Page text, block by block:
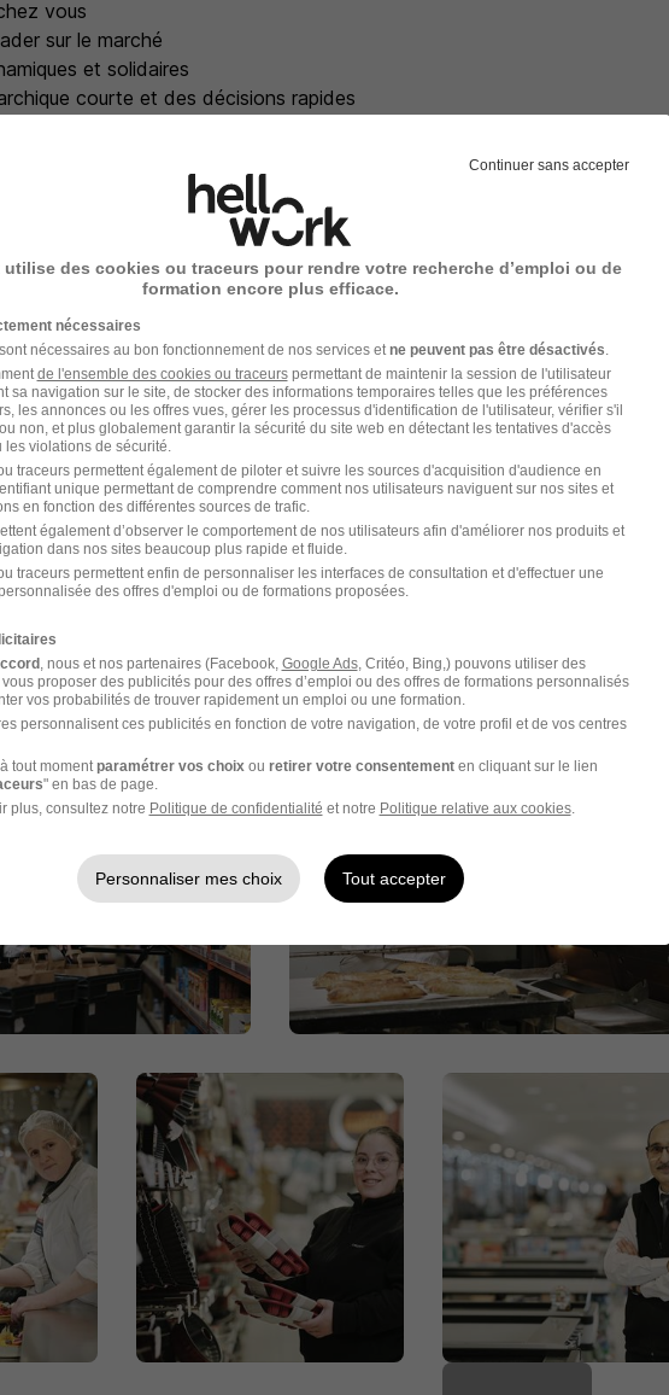
vous
sur le marché
et solidaires
courte et des décisions rapides
d'évolution professionnel
recrutement
peuvent varier selon l'offre à laquelle vous postulez.
avec ou sans CV
et prise de contact
30 min avec le RH
le manager en cas de succès à l'étape précédente
l'aventure Leclerc !
Continuer sans accepter
utilise des cookies ou traceurs pour rendre votre recherche d’emploi ou de
formation encore plus efficace.
nécessaires
nécessaires au bon fonctionnement de nos services et ne peuvent pas être désactivés
de l'ensemble des cookies ou traceurspermettant de maintenir la session de l'utilisateur
sa navigation sur le site, de stocker des informations temporaires telles que les préférences
les annonces ou les offres vues, gérer les processus d'identification de l'utilisateur, vérifier s'il
non, et plus globalement garantir la sécurité du site web en détectant les tentatives d'accès
violations de sécurité.
traceurs permettent également de piloter et suivre les sources d'acquisition d'audience en
unique permettant de comprendre comment nos utilisateurs naviguent sur nos sites et
en fonction des différentes sources de trafic.
également d’observer le comportement de nos utilisateurs afin d'améliorer nos produits et
dans nos sites beaucoup plus rapide et fluide.
traceurs permettent enfin de personnaliser les interfaces de consultation et d'effectuer une
des offres d'emploi ou de formations proposées.
, nous et nos partenaires (Facebook, Google Ads, Critéo, Bing,) pouvons utiliser des
proposer des publicités pour des offres d’emploi ou des offres de formations personnalisés
vos probabilités de trouver rapidement un emploi ou une formation.
personnalisent ces publicités en fonction de votre navigation, de votre profil et de vos centres
tout moment paramétrer vos choix ou retirer votre consentementen cliquant sur le lien
" en bas de page.
plus, consultez notre Politique de confidentialité et notre Politique relative aux cookies.
Personnaliser mes choix Tout accepter